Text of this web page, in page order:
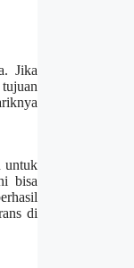
Jika
untuk
bisa
di